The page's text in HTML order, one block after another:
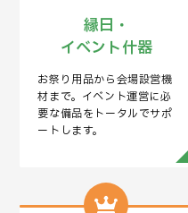
縁日・
イベント什器
お祭り用品から会場設営機
材まで。イベント運営に必
要な備品をトータルでサポ
ートします。